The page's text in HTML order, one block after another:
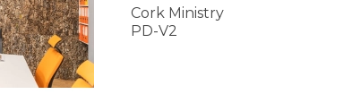
Cork Ministry
PD-V2